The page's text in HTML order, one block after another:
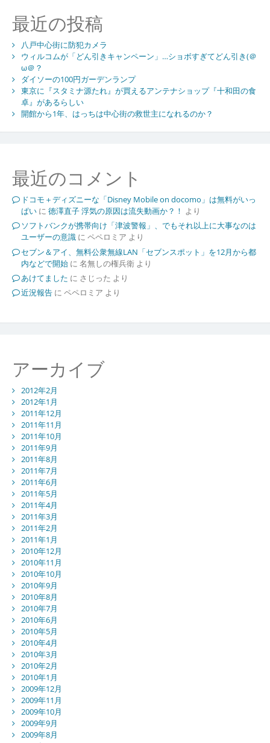
最近の投稿
八戸中心街に防犯カメラ
ウィルコムが「どん引きキャンペーン」…ショボすぎてどん引き(＠
ω＠？
ダイソーの100円ガーデンランプ
東京に『スタミナ源たれ』が買えるアンテナショップ『十和田の食
卓』があるらしい
開館から1年、はっちは中心街の救世主になれるのか？
最近のコメント
ドコモ＋ディズニーな「Disney Mobile on docomo」は無料がいっ
ぱいに 徳澤直子 浮気の原因は流失動画か？！ より
ソフトバンクが携帯向け「津波警報」、でもそれ以上に大事なのは
ユーザーの意識に ペペロミア より
セブン＆アイ、無料公衆無線LAN「セブンスポット」を12月から都
内などで開始に 名無しの権兵衛より
あけてました に さじった より
近況報告に ペペロミア より
アーカイブ
2012年2月
2012年1月
2011年12月
2011年11月
2011年10月
2011年9月
2011年8月
2011年7月
2011年6月
2011年5月
2011年4月
2011年3月
2011年2月
2011年1月
2010年12月
2010年11月
2010年10月
2010年9月
2010年8月
2010年7月
2010年6月
2010年5月
2010年4月
2010年3月
2010年2月
2010年1月
2009年12月
2009年11月
2009年10月
2009年9月
2009年8月